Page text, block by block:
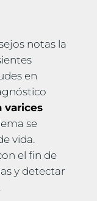
notas la
en
varices
se
vida.
el fin de
y detectar